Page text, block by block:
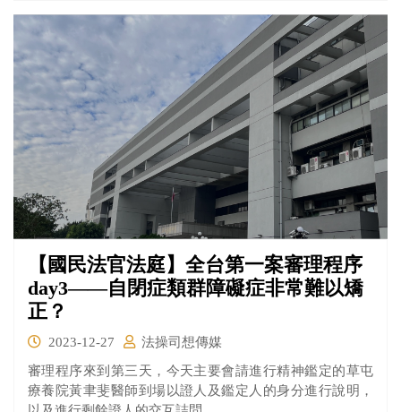
【國民法官法庭】全台第一案審理程序
day3——自閉症類群障礙症非常難以矯
正？
2023-12-27
法操司想傳媒
審理程序來到第三天，今天主要會請進行精神鑑定的草屯
療養院黃聿斐醫師到場以證人及鑑定人的身分進行說明，